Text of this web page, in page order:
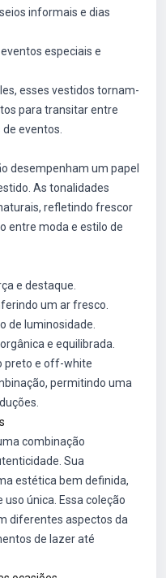
informais e dias
especiais e
esses vestidos tornam-
para transitar entre
eventos.
desempenham um papel
As tonalidades
refletindo frescor
entre moda e estilo de
e destaque.
um ar fresco.
de luminosidade.
e equilibrada.
preto e off-white
permitindo uma
combinação
Sua
estética bem definida,
única. Essa coleção
diferentes aspectos da
de lazer até